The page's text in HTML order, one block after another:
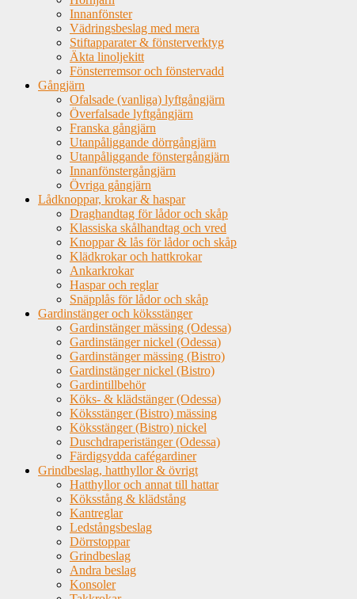
Innanfönster
Vädringsbeslag med mera
Stiftapparater & fönsterverktyg
Äkta linoljekitt
Fönsterremsor och fönstervadd
Gångjärn
Ofalsade (vanliga) lyftgångjärn
Överfalsade lyftgångjärn
Franska gångjärn
Utanpåliggande dörrgångjärn
Utanpåliggande fönstergångjärn
Innanfönstergångjärn
Övriga gångjärn
Lådknoppar, krokar & haspar
Draghandtag för lådor och skåp
Klassiska skålhandtag och vred
Knoppar & lås för lådor och skåp
Klädkrokar och hattkrokar
Ankarkrokar
Haspar och reglar
Snäpplås för lådor och skåp
Gardinstänger och köksstänger
Gardinstänger mässing (Odessa)
Gardinstänger nickel (Odessa)
Gardinstänger mässing (Bistro)
Gardinstänger nickel (Bistro)
Gardintillbehör
Köks- & klädstänger (Odessa)
Köksstänger (Bistro) mässing
Köksstänger (Bistro) nickel
Duschdraperistänger (Odessa)
Färdigsydda cafégardiner
Grindbeslag, hatthyllor & övrigt
Hatthyllor och annat till hattar
Köksstång & klädstång
Kantreglar
Ledstångsbeslag
Dörrstoppar
Grindbeslag
Andra beslag
Konsoler